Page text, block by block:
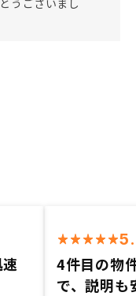
うございまし
4件目の物
で、説明も